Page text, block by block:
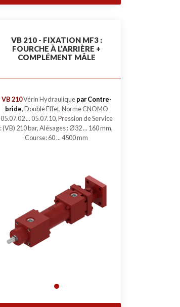
VB 210 - FIXATION MF3 :
FOURCHE À L’ARRIÈRE +
COMPLÉMENT MÂLE
VB 210Vérin Hydrauliquepar Contre-
bride, Double Effet, Norme CNOMO
05.07.02 ... 05.07.10, Pression de Service
: (VB) 210 bar, Alésages : Ø32 ... 160 mm,
Course: 60 ... 4500 mm